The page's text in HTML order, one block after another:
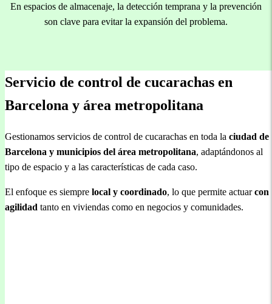
En espacios de almacenaje, la detección temprana y la prevención
son clave para evitar la expansión del problema.
Servicio de control de cucarachas en
Barcelona y área metropolitana
Gestionamos servicios de control de cucarachas en toda la ciudad de
Barcelona y municipios del área metropolitana, adaptándonos al
tipo de espacio y a las características de cada caso.
El enfoque es siempre local y coordinado, lo que permite actuarcon
agilidad tanto en viviendas como en negocios y comunidades.